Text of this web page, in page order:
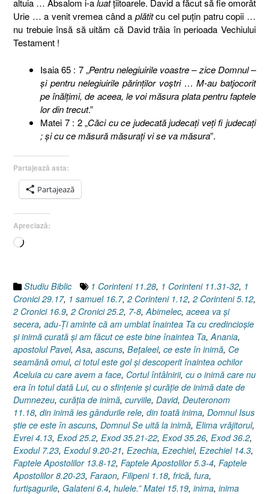
altuia … Absalom i-aluatţiitoarele. David a făcut să fie omorât
Urie … a venit vremea când a plătitcu cel puţin patru copii …
nu trebuie însă să uităm că David trăia în perioada Vechiului
Testament !
Isaia 65 : 7 „Pentru nelegiuirile voastre – zice Domnul –
şi pentru nelegiuirile părinţilor voştri … M-au batjocorit
pe înălţimi, de aceea, le voi măsura plata pentru faptele
lor din trecut.”
Matei 7 : 2 „Căci cu ce judecată judecaţi veţi fi judecaţi
; şi cu ce măsură măsuraţi vi se va măsura”.
Partajează asta:
Partajează
Apreciază:
Încarc...
Studiu Biblic 1 Corinteni 11.28, 1 Corinteni 11.31-32, 1
Cronici 29.17, 1 samuel 16.7, 2 Corinteni 1.12, 2 Corinteni 5.12,
2 Cronici 16.9, 2 Cronici 25.2, 7-8,Abimelec, aceea va şi
secera, adu-Ţi aminte că am umblat înaintea Ta cu credincioşie
şi inimă curată şi am făcut ce este bine înaintea Ta,Anania,
apostolul Pavel,Asa, ascuns, Beţaleel, ce este în inimă, Ce
seamănă omul, ci totul este gol şi descoperit înaintea ochilor
Aceluia cu care avem a face, Cortul întâlnirii, cu o inimă care nu
era în totul dată Lui, cu o sfinţenie şi curăţie de inimă date de
Dumnezeu, curăţia de inimă, curviile, David, Deuteronom
11.18, din inimă ies gândurile rele, din toată inima, Domnul Isus
ştie ce este în ascuns, Domnul Se uită la inimă, Elima vrăjitorul,
Evrei 4.13, Exod 25.2, Exod 35.21-22, Exod 35.26, Exod 36.2,
Exodul 7.23, Exodul 9.20-21, Ezechia, Ezechiel, Ezechiel 14.3,
Faptele Apostolilor 13.8-12, Faptele Apostolilor 5.3-4, Faptele
Apostolilor 8.20-23, Faraon, Filipeni 1.18, frică, fura,
furtişagurile, Galateni 6.4, hulele.” Matei 15.19, inima, inima